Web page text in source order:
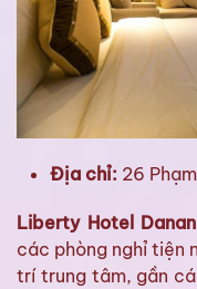
Địa chỉ: 26
Liberty Hotel
các phòng nghỉ tiện
trí trung tâm, gần